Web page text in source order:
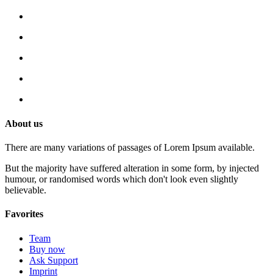
About us
There are many variations of passages of Lorem Ipsum available.
But the majority have suffered alteration in some form, by injected
humour, or randomised words which don't look even slightly
believable.
Favorites
Team
Buy now
Ask Support
Imprint